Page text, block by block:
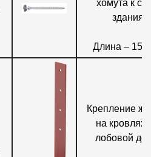
хомута к
здания.
Длина – 150
Крепление
на кровлях
лобовой